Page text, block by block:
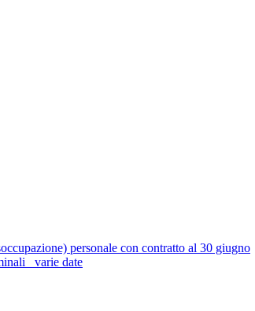
personale con contratto al 30 giugno
varie date